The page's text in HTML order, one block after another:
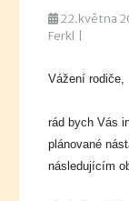
22.května
Ferkl |
Vážení rodiče,
rád bych Vás
plánované
následujícím